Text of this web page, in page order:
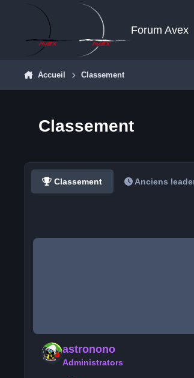
Aller au contenu
Forum Avex
Accueil Classement
Classement
Classement Anciens
astronono
Administrators